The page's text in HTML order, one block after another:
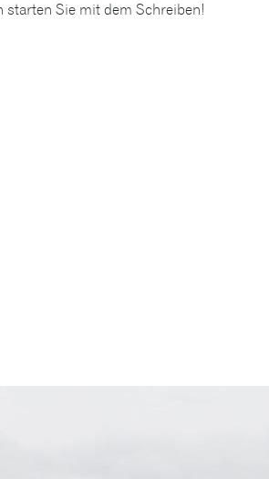
starten Sie mit dem Schreiben!